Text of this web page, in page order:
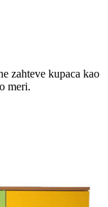
zahteve kupaca kao
meri.